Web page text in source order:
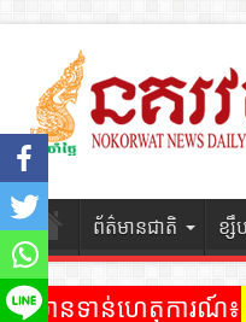
ព័ត៌មានជាតិ ខ្សឹ
ព័ត៌មានទាន់ហេតុការណ៍៖